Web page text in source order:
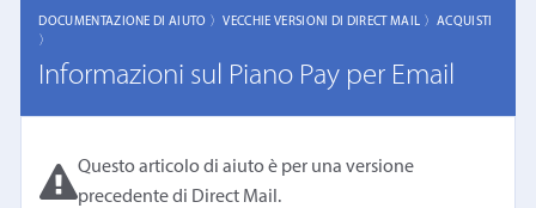
DOCUMENTAZIONE DI AIUTO 〉VECCHIE VERSIONI DI DIRECT MAIL 〉 ACQUISTI
〉
Informazioni sul Piano Pay per Email
Questo articolo di aiuto è per una versione
precedente di Direct Mail.